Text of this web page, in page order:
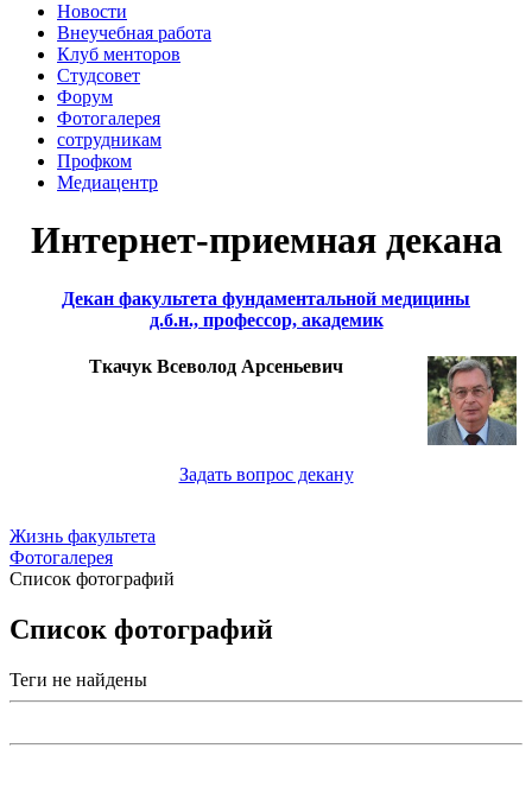
Новости
Внеучебная работа
Клуб менторов
Студсовет
Форум
Фотогалерея
сотрудникам
Профком
Медиацентр
Интернет-приемная декана
Декан факультета фундаментальной медицины
д.б.н., профессор, академик
Ткачук Всеволод Арсеньевич
Задать вопрос декану
Жизнь факультета
Фотогалерея
Список фотографий
Список фотографий
Теги не найдены